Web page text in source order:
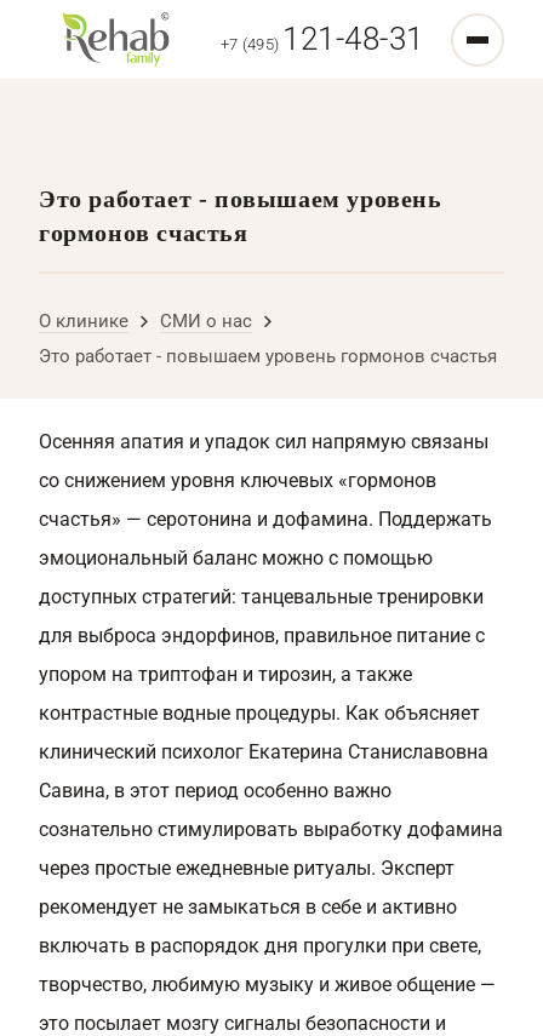
+7 (495) 121-48-31
Это работает - повышаем уровень
гормонов счастья
О клинике
СМИ о нас
Это работает - повышаем уровень гормонов счастья
Осенняя апатия и упадок сил напрямую связаны
со снижением уровня ключевых «гормонов
счастья» — серотонина и дофамина. Поддержать
эмоциональный баланс можно с помощью
доступных стратегий: танцевальные тренировки
для выброса эндорфинов, правильное питание с
упором на триптофан и тирозин, а также
контрастные водные процедуры. Как объясняет
клинический психолог Екатерина Станиславовна
Савина, в этот период особенно важно
сознательно стимулировать выработку дофамина
через простые ежедневные ритуалы. Эксперт
рекомендует не замыкаться в себе и активно
включать в распорядок дня прогулки при свете,
творчество, любимую музыку и живое общение —
это посылает мозгу сигналы безопасности и